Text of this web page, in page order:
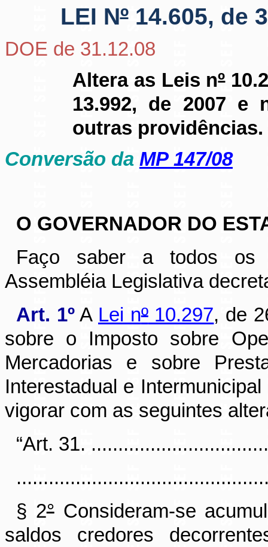
LEI Nº14.605, de
DOE de 31.12.08
Altera as Leis nº
13.992, de 2007 e
outras providências.
Conversão da MP 147/08
O GOVERNADOR DO
Faço saber a todos os
Assembléia Legislativa
Art. 1ºA Lei nº10.297, de
sobre o Imposto sobre
Mercadorias e sobre
Interestadual e
vigorar com as seguintes
“Art. 31.
§ 2°Consideram-se
saldos credores